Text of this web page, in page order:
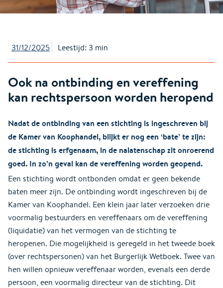
31/12/2025 Leestijd: 3 min
Ook na ontbinding en vereffening
kan rechtspersoon worden heropend
Nadat de ontbinding van een stichting is ingeschreven bij
de Kamer van Koophandel, blijkt er nog een ‘bate’ te zijn:
de stichting is erfgenaam, in de nalatenschap zit onroerend
goed. In zo’n geval kan de vereffening worden geopend.
Een stichting wordt ontbonden omdat er geen bekende
baten meer zijn. De ontbinding wordt ingeschreven bij de
Kamer van Koophandel. Een klein jaar later verzoeken drie
voormalig bestuurders en vereffenaars om de vereffening
(liquidatie) van het vermogen van de stichting te
heropenen. Die mogelijkheid is geregeld in het tweede boek
(over rechtspersonen) van het Burgerlijk Wetboek. Twee van
hen willen opnieuw vereffenaar worden, evenals een derde
persoon, een voormalig directeur van de stichting. Dit